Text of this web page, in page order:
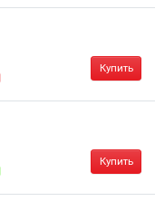
Купить
Купить